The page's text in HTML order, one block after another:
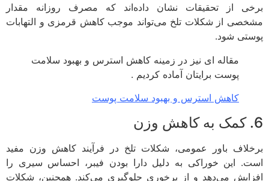
از تحقیقات نشان داده‌اند که مصرف روزانه مقدار
از شکلات تلخ می‌تواند موجب کاهش قرمزی و التهابات
شود.
مقاله ای نیز در زمینه کاهش استرس و بهبود سلامت
پوست برایتان آماده کردیم .
کاهش استرس و بهبود سلامت پوست
باور عمومی، شکلات تلخ در فرآیند کاهش وزن مفید
این خوراکی به دلیل دارا بودن فیبر، احساس سیری را
می‌دهد و از پرخوری جلوگیری می‌کند. همچنین، شکلات